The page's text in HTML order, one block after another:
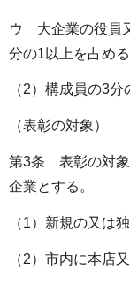
ウ 大企業の役員
分の1以上を占め
（2）構成員の3
（表彰の対象）
第3条 表彰の対象
企業とする。
（1）新規の又は
（2）市内に本店